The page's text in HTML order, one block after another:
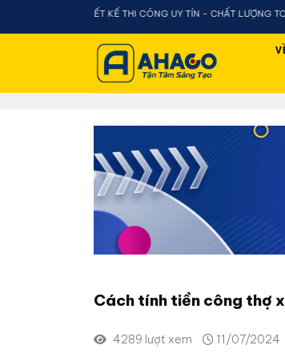
KẾ THI CÔNG UY TÍN - CHẤT LƯỢNG TOÀN QUỐC
Cách tính tiền công thợ
4289 lượt xem 11/07/2024